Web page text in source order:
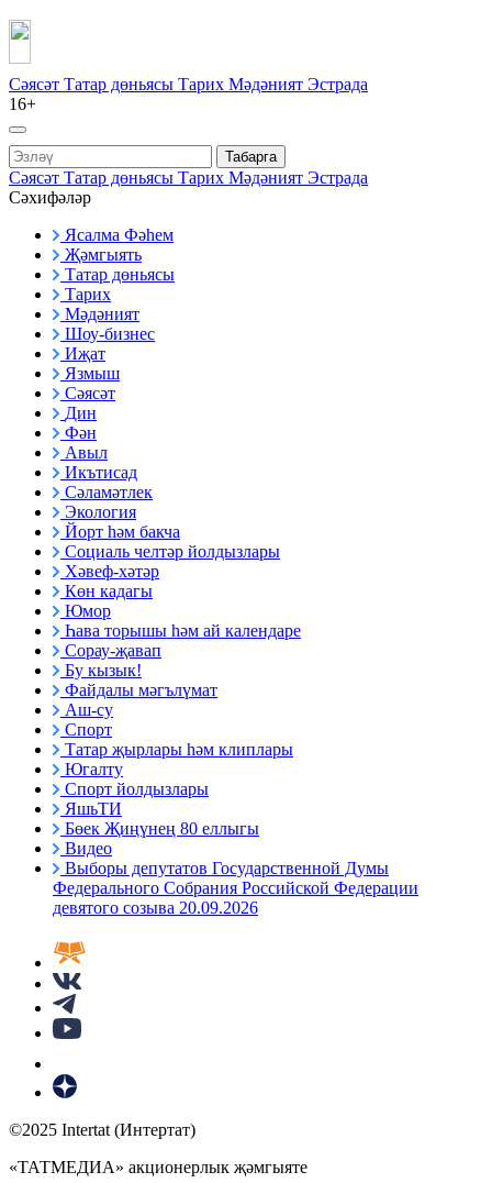
Сәясәт Татар дөньясы Тарих Мәдәният Эстрада
16+
Табарга
Сәясәт Татар дөньясы Тарих Мәдәният Эстрада
Сәхифәләр
Ясалма Фәһем
Җәмгыять
Татар дөньясы
Тарих
Мәдәният
Шоу-бизнес
Иҗат
Язмыш
Сәясәт
Дин
Фән
Авыл
Икътисад
Сәламәтлек
Экология
Йорт һәм бакча
Социаль челтәр йолдызлары
Хәвеф-хәтәр
Көн кадагы
Юмор
Һава торышы һәм ай календаре
Сорау-җавап
Бу кызык!
Файдалы мәгълүмат
Аш-су
Спорт
Татар җырлары һәм клиплары
Югалту
Спорт йолдызлары
ЯшьТИ
Бөек Җиңүнең 80 еллыгы
Видео
Выборы депутатов Государственной Думы
Федерального Собрания Российской Федерации
девятого созыва 20.09.2026
©2025 Intertat (Интертат)
«ТАТМЕДИА» акционерлык җәмгыяте